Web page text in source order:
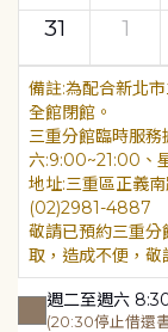
31
1
為配合新北
全館閉館。
三重分館臨時服
六:9:00~21:00、
地址:三重區正義
(02)2981-4887
敬請已預約三重
取，造成不便，敬
週二至週六
(20:30停止借還